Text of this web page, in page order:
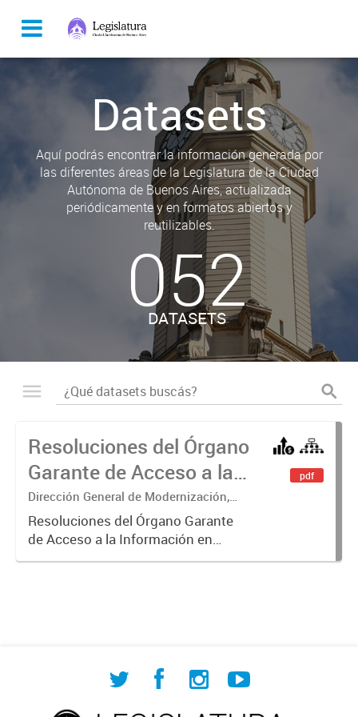
Datasets
Aquí podrás encontrar la información generada por
las diferentes áreas de la Legislatura de la Ciudad
Autónoma de Buenos Aires, actualizada
periódicamente y en formatos abiertos y
reutilizables.
052
DATASETS
Resoluciones del Órgano
Garante de Acceso a la
Información
Dirección General de Modernización,
Sustentabilidad y Fortalecimiento
Institucional
Resoluciones del Órgano Garante
de Acceso a la Información en
ejercicio de las facultades
pdf